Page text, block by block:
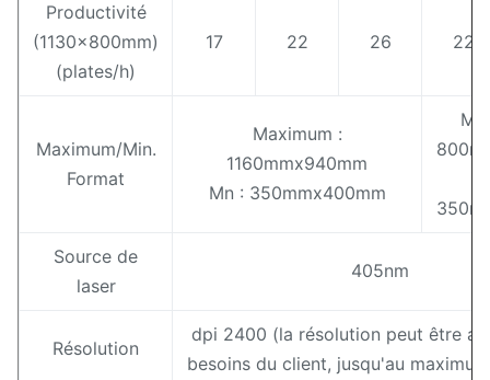
Productivité
(1130x800mm)
(plates/h)
17 22 26 22
Maximum/Min.
Format
Maximum :
1160mmx940mm
Mn : 350mmx400mm
Source de
laser
405nm
Résolution
dpi 2400 (la résolution peut être
besoins du client, jusqu'au